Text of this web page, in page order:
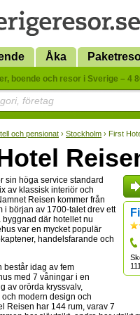
Åka
boende och resor i Sverige – 4
företag
och pensionat › Stockholm › First
sin höga service standard
av klassisk interiör och
Reisen kommer från
i början av 1700-talet drev ett
byggnad där hotellet nu
var en mycket populär
handelsfarande och
består idag av fem
med 7 våningar i en
av orörda kryssvalv,
modern design och
Reisen har 144 rum, varav 7